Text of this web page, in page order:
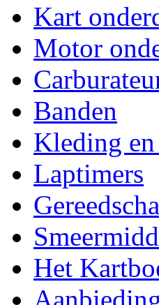
Kart
Motor
Banden
Kleding
Laptimers
Het